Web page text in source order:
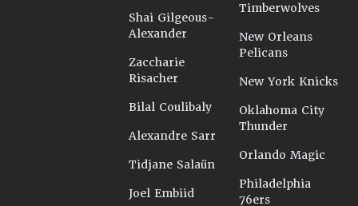
Shai Gilgeous-
Alexander
Zaccharie
Risacher
Bilal Coulibaly
Alexandre Sarr
Tidjane Salaün
Joel Embiid
Timberwolves
New Orleans
Pelicans
New York Knicks
Oklahoma City
Thunder
Orlando Magic
Philadelphia
76ers